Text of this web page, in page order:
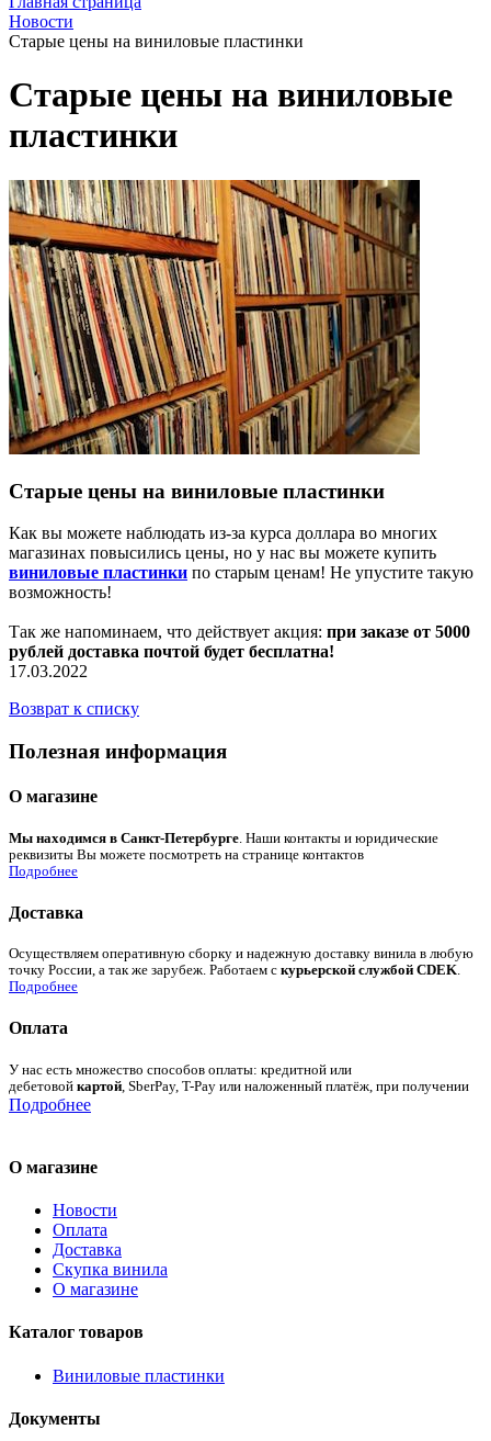
Новости
Старые цены на виниловые пластинки
Старые цены на виниловые
пластинки
Старые цены на виниловые пластинки
Как вы можете наблюдать из-за курса доллара во многих
магазинах повысились цены, но у нас вы можете купить
виниловые пластинки по старым ценам! Не упустите такую
возможность!
Так же напоминаем, что действует акция: при заказе от 5000
рублей доставка почтой будет бесплатна!
17.03.2022
Возврат к списку
Полезная информация
О магазине
Мы находимся в Санкт-Петербурге . Наши контакты и юридические
реквизиты Вы можете посмотреть на странице контактов
Подробнее
Доставка
Осуществляем оперативную сборку и надежную доставку винила в любую
точку России, а так же зарубеж. Работаем с курьерской службой CDEK.
Подробнее
Оплата
У нас есть множество способов оплаты: кредитной или
дебетовой картой , SberPay, T-Pay или наложенный платёж, при получении
Подробнее
О магазине
Новости
Оплата
Доставка
Скупка винила
О магазине
Каталог товаров
Виниловые пластинки
Документы